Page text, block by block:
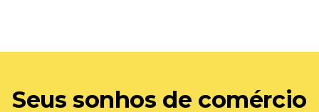
Seus sonhos de comércio